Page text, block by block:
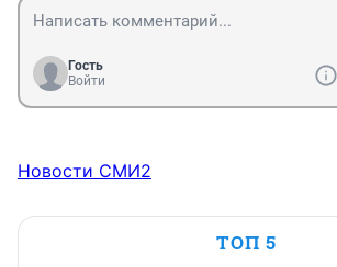
Гость
Войти
Новости СМИ2
ТОП 5